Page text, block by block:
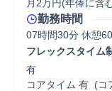
月2万円(年俸に含
勤務時間
07時間30分 休憩
フレックスタイム
有
コアタイム 有  (